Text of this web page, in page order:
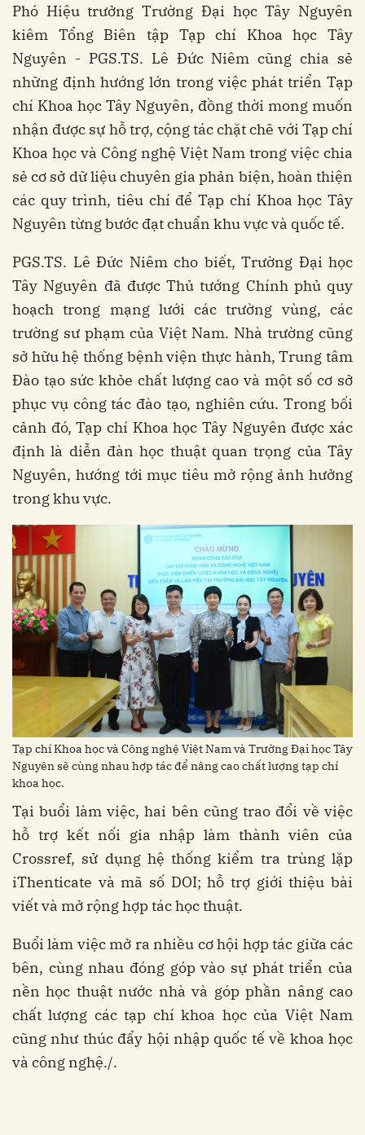
Phó Hiệu trưởng Trường Đại học Tây Nguyên
kiêm Tổng Biên tập Tạp chí Khoa học Tây
Nguyên - PGS.TS. Lê Đức Niêm cũng chia sẻ
những định hướng lớn trong việc phát triển Tạp
chí Khoa học Tây Nguyên, đồng thời mong muốn
nhận được sự hỗ trợ, cộng tác chặt chẽ với Tạp chí
Khoa học và Công nghệ Việt Nam trong việc chia
sẻ cơ sở dữ liệu chuyên gia phản biện, hoàn thiện
các quy trình, tiêu chí để Tạp chí Khoa học Tây
Nguyên từng bước đạt chuẩn khu vực và quốc tế.
PGS.TS. Lê Đức Niêm cho biết, Trường Đại học
Tây Nguyên đã được Thủ tướng Chính phủ quy
hoạch trong mạng lưới các trường vùng, các
trường sư phạm của Việt Nam. Nhà trường cũng
sở hữu hệ thống bệnh viện thực hành, Trung tâm
Đào tạo sức khỏe chất lượng cao và một số cơ sở
phục vụ công tác đào tạo, nghiên cứu. Trong bối
cảnh đó, Tạp chí Khoa học Tây Nguyên được xác
định là diễn đàn học thuật quan trọng của Tây
Nguyên, hướng tới mục tiêu mở rộng ảnh hưởng
trong khu vực.
Tạp chí Khoa học và Công nghệ Việt Nam và Trường Đại học Tây
Nguyên sẽ cùng nhau hợp tác để nâng cao chất lượng tạp chí
khoa học.
Tại buổi làm việc, hai bên cũng trao đổi về việc
hỗ trợ kết nối gia nhập làm thành viên của
Crossref, sử dụng hệ thống kiểm tra trùng lặp
iThenticate và mã số DOI; hỗ trợ giới thiệu bài
viết và mở rộng hợp tác học thuật.
Buổi làm việc mở ra nhiều cơ hội hợp tác giữa các
bên, cùng nhau đóng góp vào sự phát triển của
nền học thuật nước nhà và góp phần nâng cao
chất lượng các tạp chí khoa học của Việt Nam
cũng như thúc đẩy hội nhập quốc tế về khoa học
và công nghệ./.